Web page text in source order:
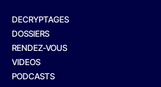
DECRYPTAGES
DOSSIERS
RENDEZ-VOUS
VIDEOS
PODCASTS